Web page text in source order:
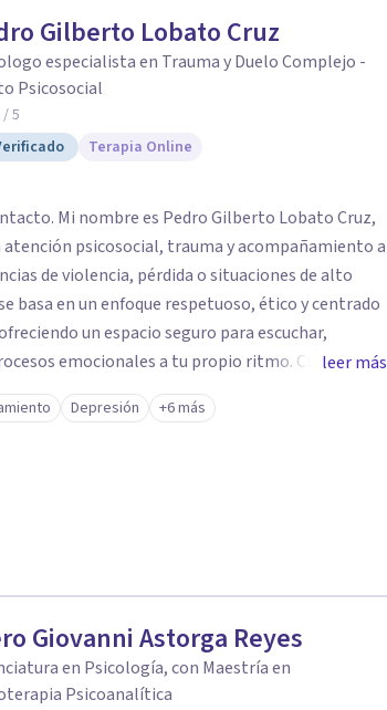
Gilberto Lobato Cruz
especialista en Trauma y Duelo Complejo -
Psicosocial
/ 5
Terapia Online
Mi nombre es Pedro Gilberto Lobato Cruz,
psicosocial, trauma y acompañamiento a
de violencia, pérdida o situaciones de alto
un espacio seguro para escuchar,
emocionales a tu propio ritmo. Creo
construir juntos herramientas que fortalezcan el
acompañarte en este
leer más
Depresión +6 más
Giovanni Astorga Reyes
en Psicología, con Maestría en
Psicoanalítica